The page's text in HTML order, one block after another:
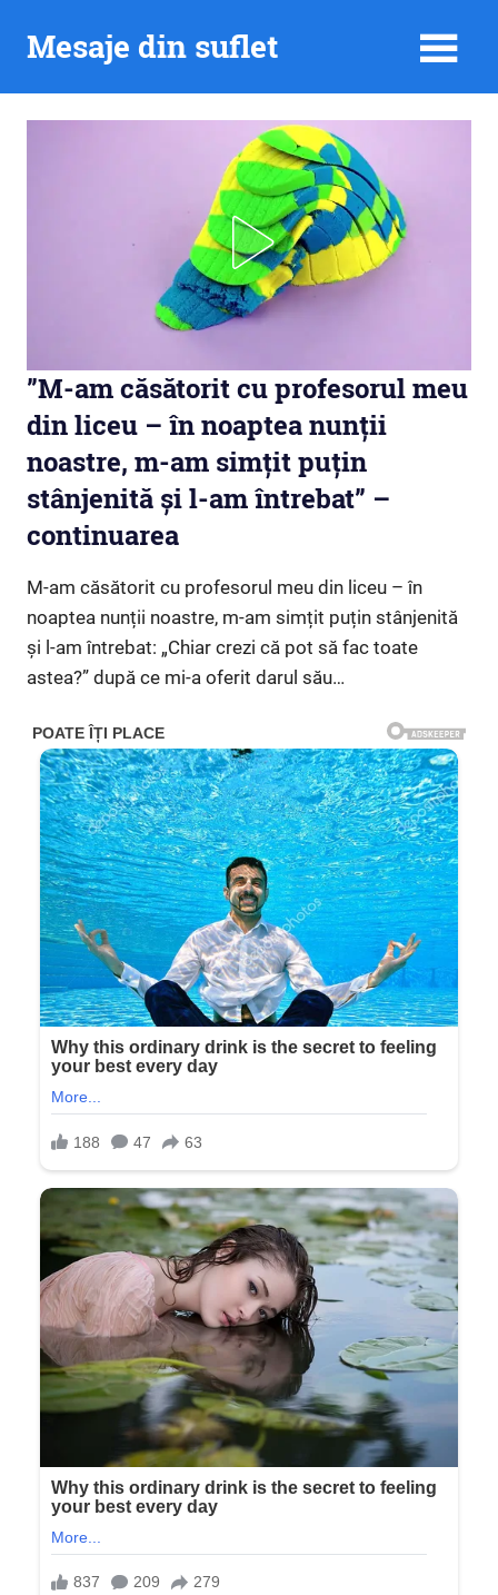
Mesaje din suflet
”M-am căsătorit cu profesorul meu
din liceu – în noaptea nunții
noastre, m-am simțit puțin
stânjenită și l-am întrebat” –
continuarea
M-am căsătorit cu profesorul meu din liceu – în
noaptea nunții noastre, m-am simțit puțin stânjenită
și l-am întrebat: „Chiar crezi că pot să fac toate
astea?” după ce mi-a oferit darul său…